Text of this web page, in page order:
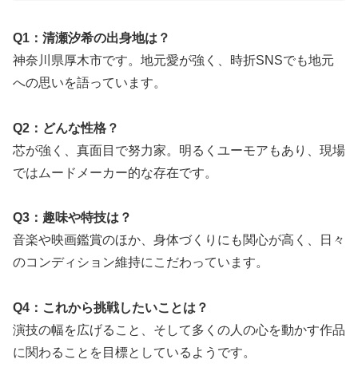
Q1：清瀬汐希の出身地は？
神奈川県厚木市です。地元愛が強く、時折SNSでも地元
への思いを語っています。
Q2：どんな性格？
芯が強く、真面目で努力家。明るくユーモアもあり、現場
ではムードメーカー的な存在です。
Q3：趣味や特技は？
音楽や映画鑑賞のほか、身体づくりにも関心が高く、日々
のコンディション維持にこだわっています。
Q4：これから挑戦したいことは？
演技の幅を広げること、そして多くの人の心を動かす作品
に関わることを目標としているようです。